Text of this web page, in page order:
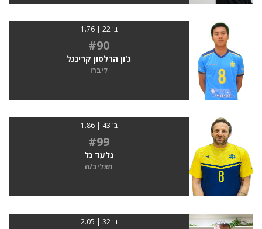
בן 22 | 1.76
#90
ג'ון הרלסון קרינגל
ליברו
בן 43 | 1.86
#99
גלעד גל
מצליב/ה
בן 32 | 2.05